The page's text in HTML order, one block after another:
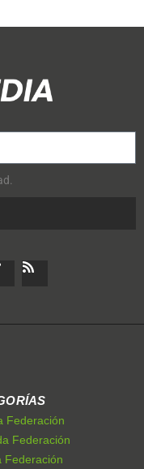
Federación
Federación
Federación